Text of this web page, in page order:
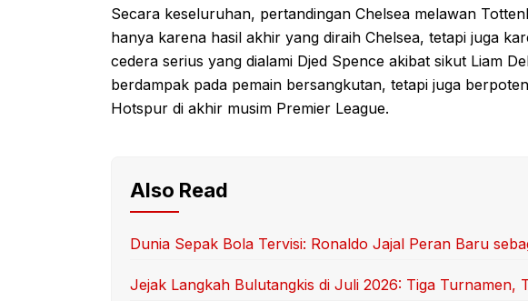
Secara keseluruhan, pertandingan Chelsea melawan
hanya karena hasil akhir yang diraih Chelsea, tetapi juga
cedera serius yang dialami Djed Spence akibat sikut Liam
berdampak pada pemain bersangkutan, tetapi juga
Hotspur di akhir musim Premier League.
Also Read
Dunia Sepak Bola Tervisi: Ronaldo Jajal Peran Baru
Jejak Langkah Bulutangkis di Juli 2026: Tiga Turnamen,